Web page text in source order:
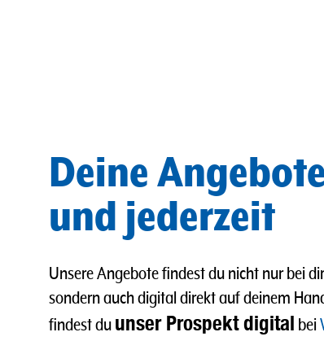
Deine
und jederzeit
Unsere Angebote findest du nicht nur bei
sondern auch digital direkt auf deinem
findest du unser Prospekt digital bei